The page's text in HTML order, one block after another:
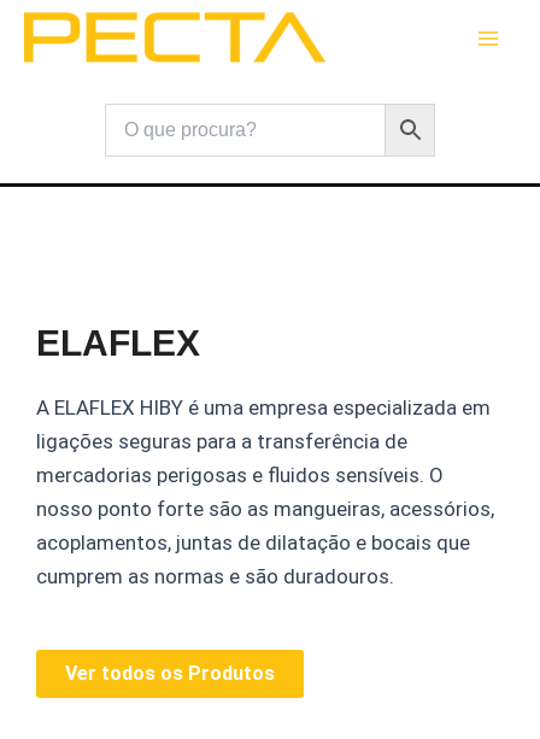
Skip
ELAFLEX
A ELAFLEX HIBY é uma empresa especializada em
ligações seguras para a transferência de
mercadorias perigosas e fluidos sensíveis. O
nosso ponto forte são as mangueiras, acessórios,
acoplamentos, juntas de dilatação e bocais que
cumprem as normas e são duradouros.
Ver todos os Produtos